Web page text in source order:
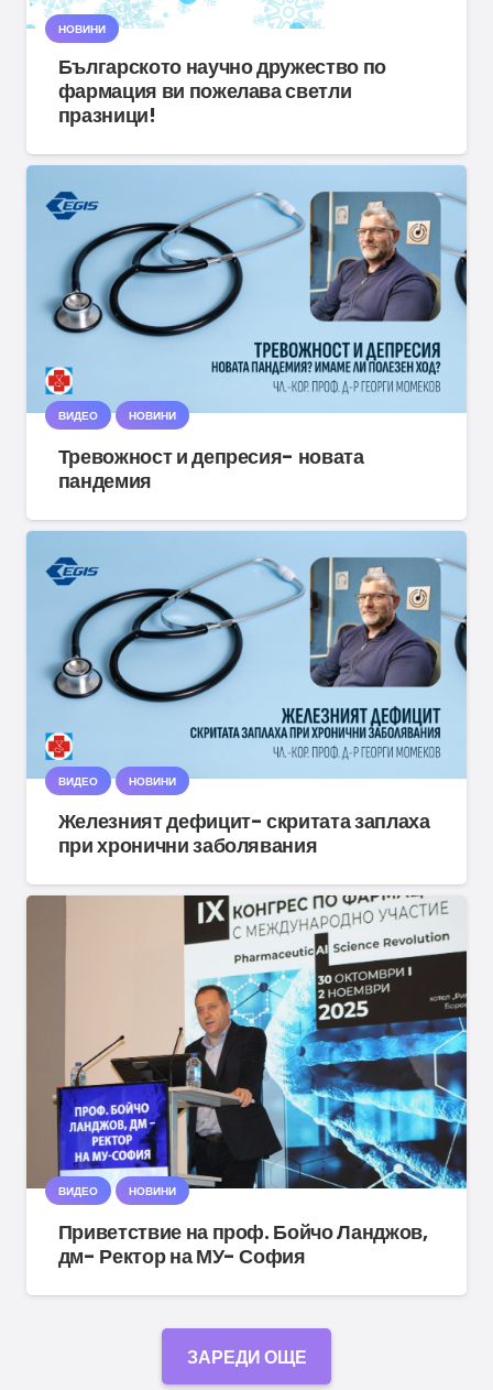
НОВИНИ
Българското научно дружество по
фармация ви пожелава светли
празници!
ВИДЕО НОВИНИ
Тревожност и депресия- новата
пандемия
ВИДЕО НОВИНИ
Железният дефицит- скритата заплаха
при хронични заболявания
ВИДЕО НОВИНИ
Приветствие на проф. Бойчо Ланджов,
дм- Ректор на МУ- София
ЗАРЕДИ ОЩЕ